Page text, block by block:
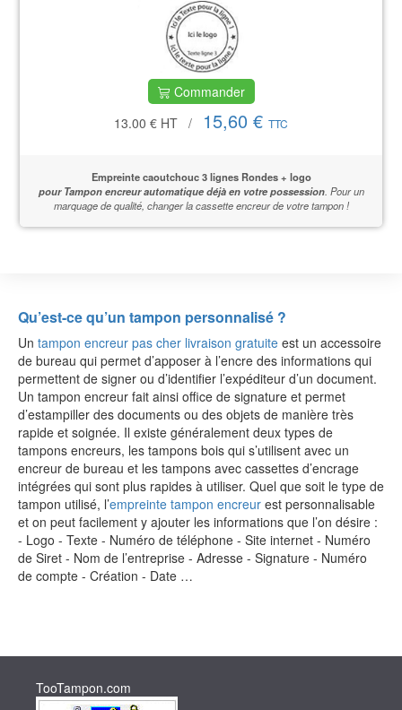
Commander
13.00 € HT / 15,60 € TTC
Empreinte caoutchouc 3 lignes Rondes + logo
pour Tampon encreur automatique déjà en votre possession. Pour un
marquage de qualité, changer la cassette encreur de votre tampon !
Qu’est-ce qu’un tampon personnalisé ?
Un tampon encreur pas cher livraison gratuite est un accessoire
de bureau qui permet d’apposer à l’encre des informations qui
permettent de signer ou d’identifier l’expéditeur d’un document.
Un tampon encreur fait ainsi office de signature et permet
d’estampiller des documents ou des objets de manière très
rapide et soignée. Il existe généralement deux types de
tampons encreurs, les tampons bois qui s’utilisent avec un
encreur de bureau et les tampons avec cassettes d’encrage
intégrées qui sont plus rapides à utiliser. Quel que soit le type de
tampon utilisé, l’empreinte tampon encreur est personnalisable
et on peut facilement y ajouter les informations que l’on désire :
- Logo - Texte - Numéro de téléphone - Site internet - Numéro
de Siret - Nom de l’entreprise - Adresse - Signature - Numéro
de compte - Création - Date …
TooTampon.com